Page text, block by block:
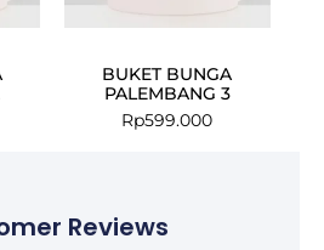
BUKET BUNGA
PALEMBANG 3
Rp599.000
Reviews